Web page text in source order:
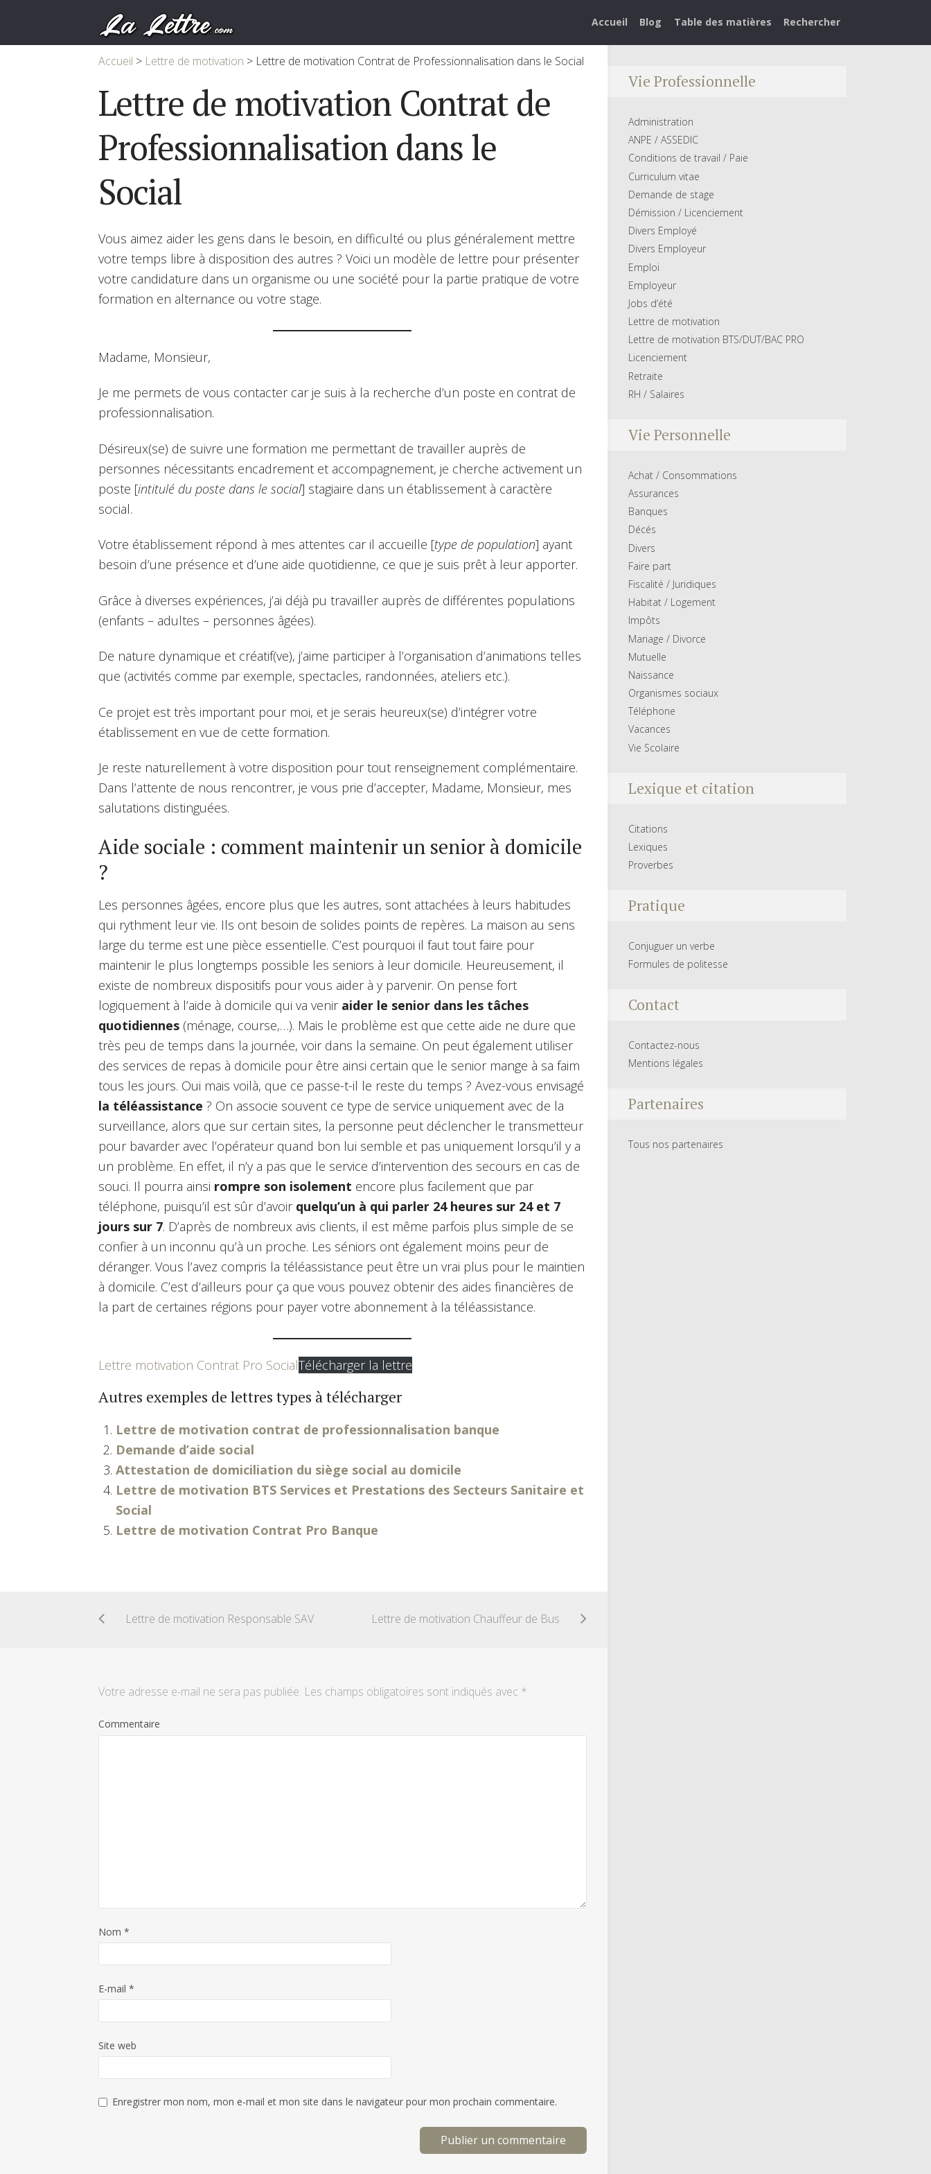
Accueil Blog Table des matières Rechercher
Accueil > Lettre de motivation > Lettre de motivation Contrat de Professionnalisation dans le Social
Lettre de motivation Contrat de
Professionnalisation dans le
Social
Vous aimez aider les gens dans le besoin, en difficulté ou plus généralement mettre
votre temps libre à disposition des autres ? Voici un modèle de lettre pour présenter
votre candidature dans un organisme ou une société pour la partie pratique de votre
formation en alternance ou votre stage.
Madame, Monsieur,
Je me permets de vous contacter car je suis à la recherche d’un poste en contrat de
professionnalisation.
Désireux(se) de suivre une formation me permettant de travailler auprès de
personnes nécessitants encadrement et accompagnement, je cherche activement un
poste [intitulé du poste dans le social] stagiaire dans un établissement à caractère
social.
Votre établissement répond à mes attentes car il accueille [type de population] ayant
besoin d’une présence et d’une aide quotidienne, ce que je suis prêt à leur apporter.
Grâce à diverses expériences, j’ai déjà pu travailler auprès de différentes populations
(enfants – adultes – personnes âgées).
De nature dynamique et créatif(ve), j’aime participer à l’organisation d’animations telles
que (activités comme par exemple, spectacles, randonnées, ateliers etc.).
Ce projet est très important pour moi, et je serais heureux(se) d’intégrer votre
établissement en vue de cette formation.
Je reste naturellement à votre disposition pour tout renseignement complémentaire.
Dans l’attente de nous rencontrer, je vous prie d’accepter, Madame, Monsieur, mes
salutations distinguées.
Aide sociale : comment maintenir un senior à domicile
?
Les personnes âgées, encore plus que les autres, sont attachées à leurs habitudes
qui rythment leur vie. Ils ont besoin de solides points de repères. La maison au sens
large du terme est une pièce essentielle. C’est pourquoi il faut tout faire pour
maintenir le plus longtemps possible les seniors à leur domicile. Heureusement, il
existe de nombreux dispositifs pour vous aider à y parvenir. On pense fort
logiquement à l’aide à domicile qui va venir aider le senior dans les tâches
quotidiennes (ménage, course,…). Mais le problème est que cette aide ne dure que
très peu de temps dans la journée, voir dans la semaine. On peut également utiliser
des services de repas à domicile pour être ainsi certain que le senior mange à sa faim
tous les jours. Oui mais voilà, que ce passe-t-il le reste du temps ? Avez-vous envisagé
la téléassistance ? On associe souvent ce type de service uniquement avec de la
surveillance, alors que sur certain sites, la personne peut déclencher le transmetteur
pour bavarder avec l’opérateur quand bon lui semble et pas uniquement lorsqu’il y a
un problème. En effet, il n’y a pas que le service d’intervention des secours en cas de
souci. Il pourra ainsi rompre son isolement encore plus facilement que par
téléphone, puisqu’il est sûr d’avoir quelqu’un à qui parler 24 heures sur 24 et 7
jours sur 7. D’après de nombreux avis clients, il est même parfois plus simple de se
confier à un inconnu qu’à un proche. Les séniors ont également moins peur de
déranger. Vous l’avez compris la téléassistance peut être un vrai plus pour le maintien
à domicile. C’est d’ailleurs pour ça que vous pouvez obtenir des aides financières de
la part de certaines régions pour payer votre abonnement à la téléassistance.
Lettre motivation Contrat Pro SocialTélécharger la lettre
Autres exemples de lettres types à télécharger
Lettre de motivation contrat de professionnalisation banque
Demande d’aide social
Attestation de domiciliation du siège social au domicile
Lettre de motivation BTS Services et Prestations des Secteurs Sanitaire et
Social
Lettre de motivation Contrat Pro Banque
Lettre de motivation Responsable SAV Lettre de motivation Chauffeur de Bus
Votre adresse e-mail ne sera pas publiée. Les champs obligatoires sont indiqués avec *
Commentaire
Nom *
E-mail *
Site web
Enregistrer mon nom, mon e-mail et mon site dans le navigateur pour mon prochain commentaire.
Vie Professionnelle
Administration
ANPE / ASSEDIC
Conditions de travail / Paie
Curriculum vitae
Demande de stage
Démission / Licenciement
Divers Employé
Divers Employeur
Emploi
Employeur
Jobs d’été
Lettre de motivation
Lettre de motivation BTS/DUT/BAC PRO
Licenciement
Retraite
RH / Salaires
Vie Personnelle
Achat / Consommations
Assurances
Banques
Décés
Divers
Faire part
Fiscalité / Juridiques
Habitat / Logement
Impôts
Mariage / Divorce
Mutuelle
Naissance
Organismes sociaux
Téléphone
Vacances
Vie Scolaire
Lexique et citation
Citations
Lexiques
Proverbes
Pratique
Conjuguer un verbe
Formules de politesse
Contact
Contactez-nous
Mentions légales
Partenaires
Tous nos partenaires